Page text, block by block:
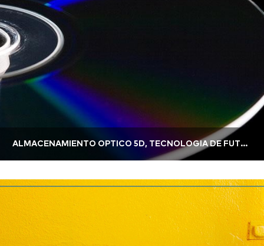
ALMACENAMIENTO ÓPTICO 5D, TECNOLOGÍA DE FUTURO A TENER EN CUENTA.